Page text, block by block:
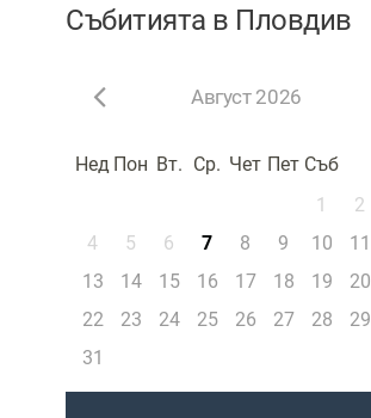
Събитията в Пловдив
Август 2026
Нед Пон Вт. Ср. Чет Пет Съб
1
2
4
5 6 7 8 9 10 11
13
14 15 16 17 18 19 20
22
23 24 25 26 27 28 29
31